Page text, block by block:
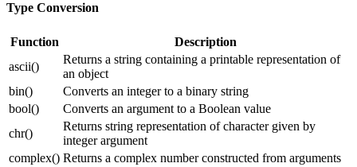
Type Conversion
Function
Description
ascii()
Returns a string containing a printable representation of
an object
bin()
Converts an integer to a binary string
bool()
Converts an argument to a Boolean value
chr()
Returns string representation of character given by
integer argument
complex() Returns a complex number constructed from arguments